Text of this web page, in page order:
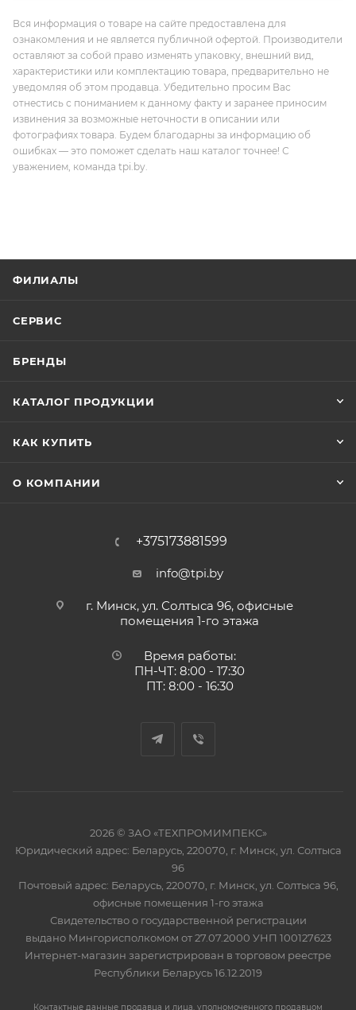
Вся информация о товаре на сайте предоставлена для
ознакомления и не является публичной офертой. Производители
оставляют за собой право изменять упаковку, внешний вид,
характеристики или комплектацию товара, предварительно не
уведомляя об этом продавца. Убедительно просим Вас
отнестись с пониманием к данному факту и заранее приносим
извинения за возможные неточности в описании или
фотографиях товара. Будем благодарны за информацию об
ошибках — это поможет сделать наш каталог точнее! С
уважением, команда tpi.by.
ФИЛИАЛЫ
СЕРВИС
БРЕНДЫ
КАТАЛОГ ПРОДУКЦИИ
КАК КУПИТЬ
О КОМПАНИИ
+375173881599
info@tpi.by
г. Минск, ул. Солтыса 96, офисные
помещения 1-го этажа
Время работы:
ПН-ЧТ: 8:00 - 17:30
ПТ: 8:00 - 16:30
2026 © ЗАО «ТЕХПРОМИМПЕКС»
Юридический адрес: Беларусь, 220070, г. Минск, ул. Солтыса
96
Почтовый адрес: Беларусь, 220070, г. Минск, ул. Солтыса 96,
офисные помещения 1-го этажа
Свидетельство о государственной регистрации
выдано Мингорисполкомом от 27.07.2000 УНП 100127623
Интернет-магазин зарегистрирован в торговом реестре
Республики Беларусь 16.12.2019
Контактные данные продавца и лица, уполномоченного продавцом